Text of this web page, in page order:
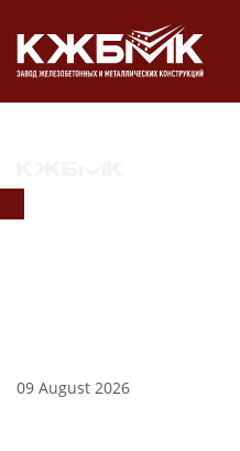
09 August 2026